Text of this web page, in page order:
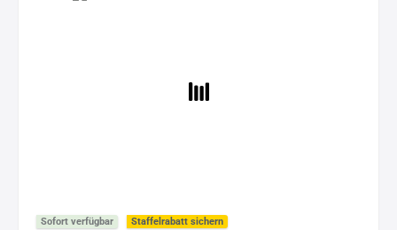
Sofort verfügbar Staffelrabatt sichern